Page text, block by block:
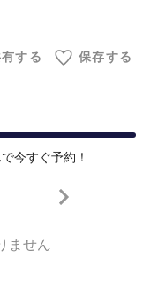
する 保存する
今すぐ予約！
ません